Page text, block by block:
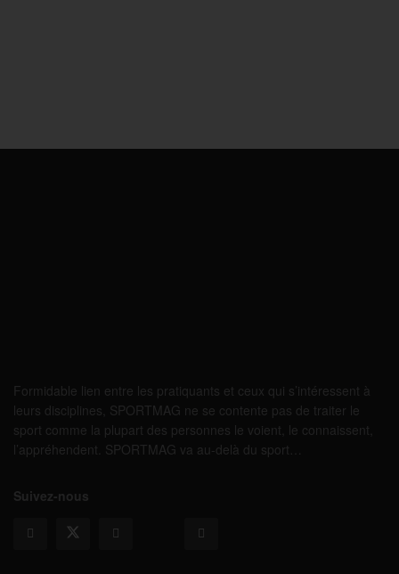
Formidable lien entre les pratiquants et ceux qui s’intéressent à
leurs disciplines, SPORTMAG ne se contente pas de traiter le
sport comme la plupart des personnes le voient, le connaissent,
l’appréhendent. SPORTMAG va au-delà du sport…
Suivez-nous